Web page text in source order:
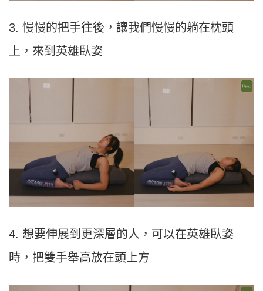
3. 慢慢的把手往後，讓我們慢慢的躺在枕頭
上，來到英雄臥姿
4. 想要伸展到更深層的人，可以在英雄臥姿
時，把雙手舉高放在頭上方